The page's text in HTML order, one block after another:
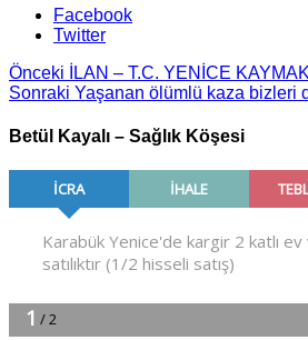
Facebook
Twitter
Önceki İLAN – T.C. YENİCE
Sonraki Yaşanan ölümlü kaza bizleri
Betül Kayalı – Sağlık Köşesi